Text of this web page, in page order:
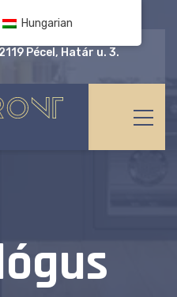
2119 Pécel, Határ u. 3.
Hungarian